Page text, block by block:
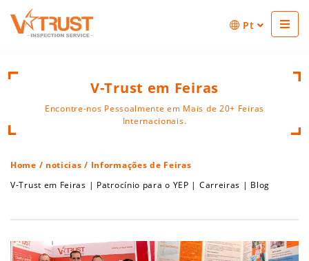
Pt
V-Trust em Feiras
Encontre-nos Pessoalmente em Mais de 20+ Feiras
Internacionais.
Home / noticias / Informações de Feiras
V-Trust em Feiras | Patrocínio para o YEP | Carreiras | Blog